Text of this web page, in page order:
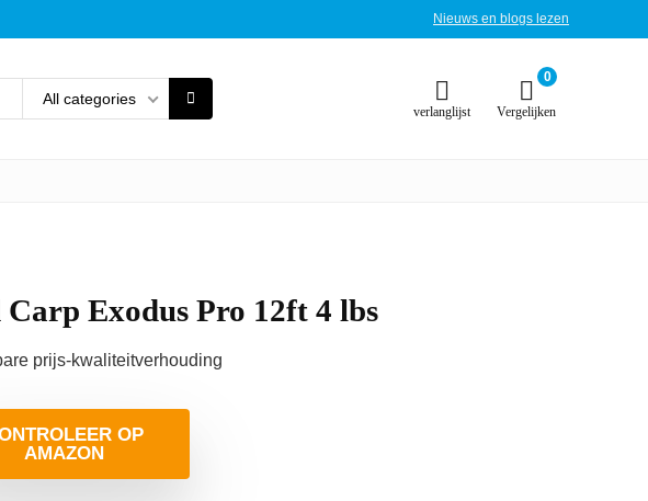
Nieuws en blogs lezen
All categories
verlanglijst
0
Vergelijken
Exodus Pro 12ft 4 lbs
prijs-kwaliteitverhouding
OP
AMAZON